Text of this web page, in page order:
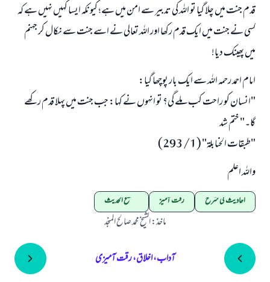
قدم جنت میں چلا گیا تو اللہ کی تدبیر سے امن میں ہے؛ کیونکہ ایسا کہیں نہیں ہے کہ
کسی نے جنت میں ایک قدم رکھا اور اللہ تعالی نے اسے جنت سے نکال کر جہنم
میں پھینک دیا!
امام احمد رحمہ اللہ سے ایک بار پوچھا گیا:
"انسان کو راحت کب ملے گی؟ تو انہوں نے کہا: جب جنت میں پہلا قدم رکھے
گا۔" ختم شد
"طبقات الحنابلة" (1/ 293)
واللہ اعلم
احادیث کی شرح رقت آمیز مصطلح الحدیث
ماخذ:الشیخ محمد صالح المنجد
آداب، اخلاق، رقت آمیزی